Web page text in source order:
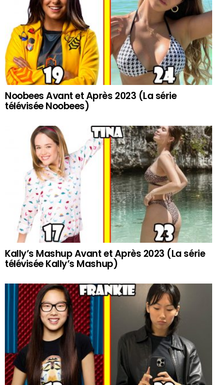
Noobees Avant et Après 2023 (La série
télévisée Noobees)
Kally’s Mashup Avant et Après 2023 (La série
télévisée Kally’s Mashup)